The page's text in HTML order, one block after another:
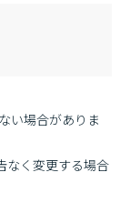
い場合がありま
なく変更する場合